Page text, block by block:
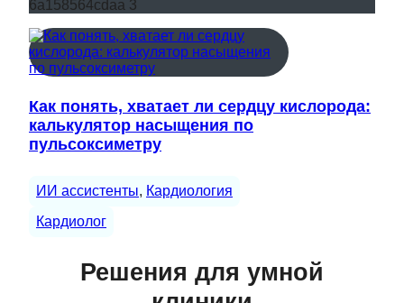
Как понять, хватает ли сердцу кислорода:
калькулятор насыщения по
пульсоксиметру
ИИ ассистенты, Кардиология
Кардиолог
Решения для умной